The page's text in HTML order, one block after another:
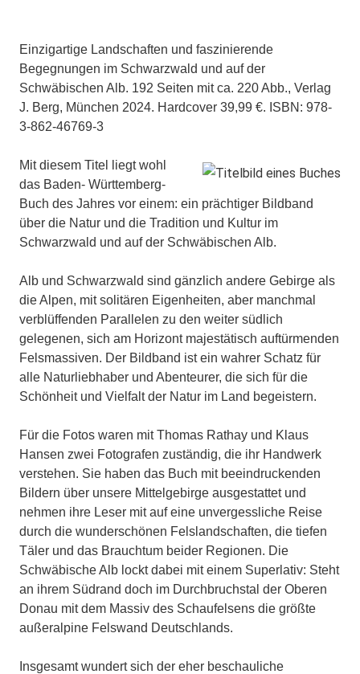
Einzigartige Landschaften und faszinierende
Begegnungen im Schwarzwald und auf der
Schwäbischen Alb. 192 Seiten mit ca. 220 Abb., Verlag
J. Berg, München 2024. Hardcover 39,99 €. ISBN: 978-
3-862-46769-3
Mit diesem Titel liegt wohl
das Baden- Württemberg-
Buch des Jahres vor einem: ein prächtiger Bildband
über die Natur und die Tradition und Kultur im
Schwarzwald und auf der Schwäbischen Alb.
Alb und Schwarzwald sind gänzlich andere Gebirge als
die Alpen, mit solitären Eigenheiten, aber manchmal
verblüffenden Parallelen zu den weiter südlich
gelegenen, sich am Horizont majestätisch auftürmenden
Felsmassiven. Der Bildband ist ein wahrer Schatz für
alle Naturliebhaber und Abenteurer, die sich für die
Schönheit und Vielfalt der Natur im Land begeistern.
Für die Fotos waren mit Thomas Rathay und Klaus
Hansen zwei Fotografen zuständig, die ihr Handwerk
verstehen. Sie haben das Buch mit beeindruckenden
Bildern über unsere Mittelgebirge ausgestattet und
nehmen ihre Leser mit auf eine unvergessliche Reise
durch die wunderschönen Felslandschaften, die tiefen
Täler und das Brauchtum beider Regionen. Die
Schwäbische Alb lockt dabei mit einem Superlativ: Steht
an ihrem Südrand doch im Durchbruchstal der Oberen
Donau mit dem Massiv des Schaufelsens die größte
außeralpine Felswand Deutschlands.
Insgesamt wundert sich der eher beschauliche